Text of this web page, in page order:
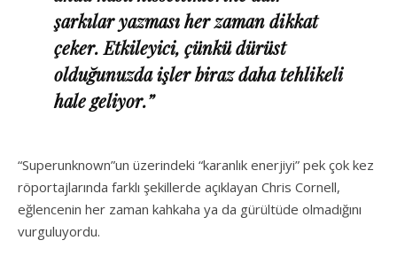
şarkılar yazması her zaman dikkat
çeker. Etkileyici, çünkü dürüst
olduğunuzda işler biraz daha tehlikeli
hale geliyor.”
“Superunknown”un üzerindeki “karanlık enerjiyi” pek çok kez
röportajlarında farklı şekillerde açıklayan Chris Cornell,
eğlencenin her zaman kahkaha ya da gürültüde olmadığını
vurguluyordu.